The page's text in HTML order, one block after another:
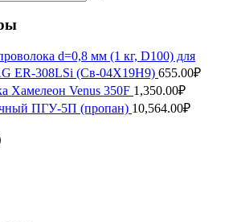
d=0,8 мм (1 кг, D100) для
ER-308LSi (Св-04Х19Н9) 655.00₽
Хамелеон Venus 350F 1,350.00₽
ПГУ-5П (пропан) 10,564.00₽